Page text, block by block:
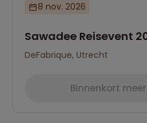
8 nov. 2026
Sawadee Reisevent
DeFabrique, Utrecht
Binnenkort